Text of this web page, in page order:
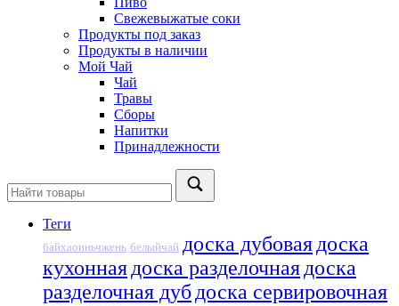
Cвежевыжатые соки
Продукты под заказ
Продукты в наличии
Мой Чай
Чай
Травы
Сборы
Напитки
Принадлежности
Теги
байхаоиньчжень белыйчай доска дубовая доска
кухонная доска разделочная доска
разделочная дуб доска сервировочная